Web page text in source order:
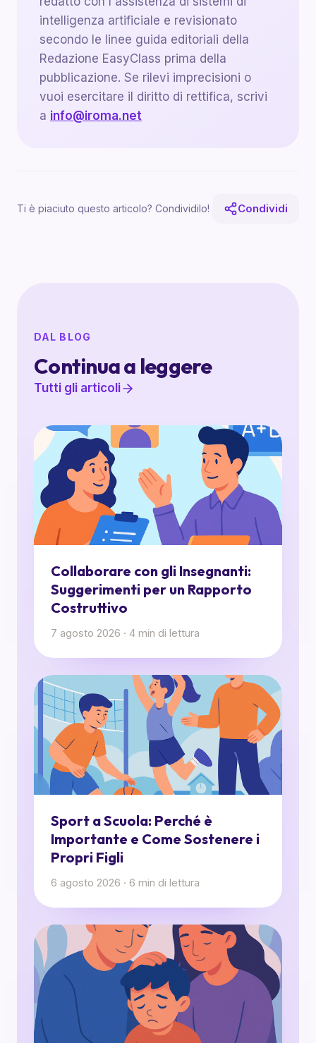
intelligenza artificiale e revisionato
secondo le linee guida editoriali della
Redazione EasyClass prima della
pubblicazione. Se rilevi imprecisioni o
vuoi esercitare il diritto di rettifica, scrivi
a info@iroma.net
Ti è piaciuto questo articolo? Condividilo! Condividi
DAL BLOG
Continua a leggere
Tutti gli articoli
Collaborare con gli Insegnanti:
Suggerimenti per un Rapporto
Costruttivo
7 agosto 2026 · 4 min di lettura
Sport a Scuola: Perché è
Importante e Come Sostenere i
Propri Figli
6 agosto 2026 · 6 min di lettura